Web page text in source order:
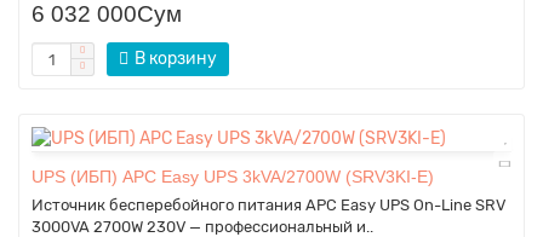
6 032 000Сум
В корзину
UPS (ИБП) APC Easy UPS 3kVA/2700W (SRV3KI-E)
Источник бесперебойного питания APC Easy UPS On-Line SRV
3000VA 2700W 230V — профессиональный и..